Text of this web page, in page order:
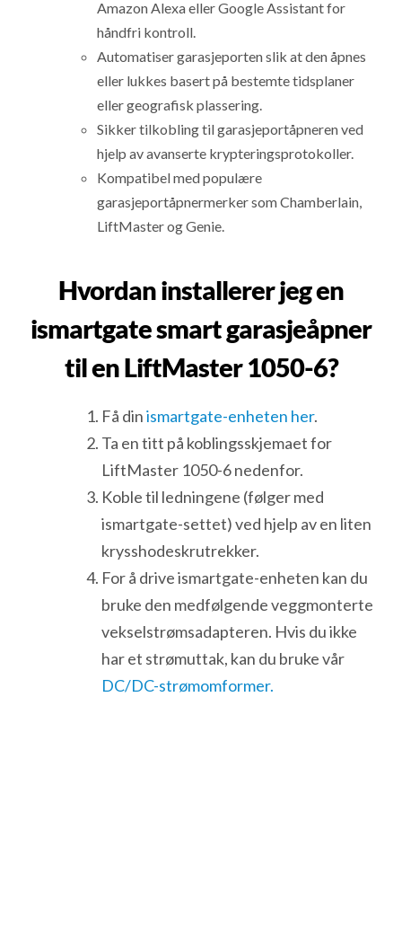
Amazon Alexa eller Google Assistant for
håndfri kontroll.
Automatiser garasjeporten slik at den åpnes
eller lukkes basert på bestemte tidsplaner
eller geografisk plassering.
Sikker tilkobling til garasjeportåpneren ved
hjelp av avanserte krypteringsprotokoller.
Kompatibel med populære
garasjeportåpnermerker som Chamberlain,
LiftMaster og Genie.
Hvordan installerer jeg en
ismartgate smart garasjeåpner
til en LiftMaster 1050-6?
Få dinismartgate-enheten her.
Ta en titt på koblingsskjemaet for
LiftMaster 1050-6 nedenfor.
Koble til ledningene (følger med
ismartgate-settet) ved hjelp av en liten
krysshodeskrutrekker.
For å drive ismartgate-enheten kan du
bruke den medfølgende veggmonterte
vekselstrømsadapteren. Hvis du ikke
har et strømuttak, kan du bruke vår
DC/DC-strømomformer.